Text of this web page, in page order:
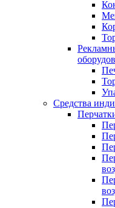
Средства